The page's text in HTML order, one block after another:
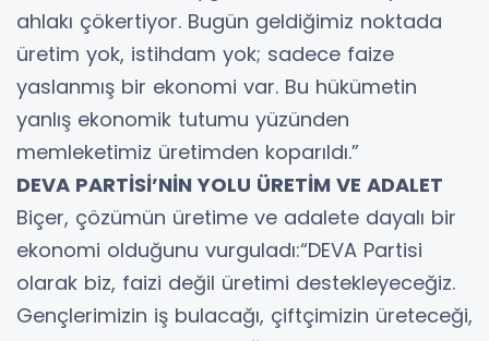
ahlakı çökertiyor. Bugün geldiğimiz noktada
üretim yok, istihdam yok; sadece faize
yaslanmış bir ekonomi var. Bu hükümetin
yanlış ekonomik tutumu yüzünden
memleketimiz üretimden koparıldı.”
DEVA PARTİSİ’NİN YOLU ÜRETİM VE ADALET
Biçer, çözümün üretime ve adalete dayalı bir
ekonomi olduğunu vurguladı:“DEVA Partisi
olarak biz, faizi değil üretimi destekleyeceğiz.
Gençlerimizin iş bulacağı, çiftçimizin üreteceği,